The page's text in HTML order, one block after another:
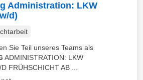
Administration: LKW
d)
Sie Teil unseres Teams als
ADMINISTRATION: LKW
FRÜHSCHICHT AB ...